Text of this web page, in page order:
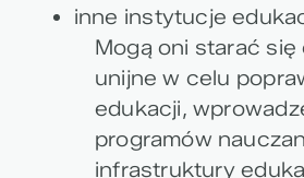
inne instytucje
Mogą oni starać się
unijne w celu
edukacji,
programów
infrastruktury